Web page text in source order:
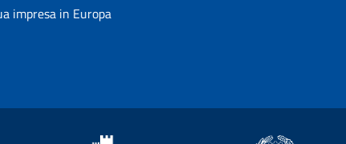
impresa in Europa